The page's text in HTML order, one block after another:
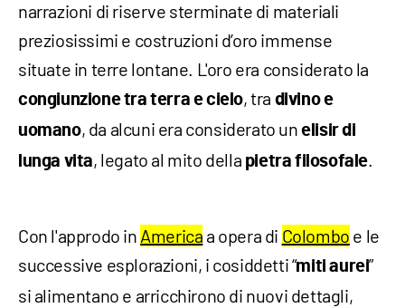
narrazioni di riserve sterminate di materiali
preziosissimi e costruzioni d’oro immense
situate in terre lontane. L'oro era considerato la
congiunzione tra terra e cielo, tra divino e
uomano, da alcuni era considerato unelisir di
lunga vita, legato al mito della pietra filosofale.
Con l'approdo in America a opera di Colombo e le
successive esplorazioni, i cosiddetti “miti aurei”
si alimentano e arricchirono di nuovi dettagli,